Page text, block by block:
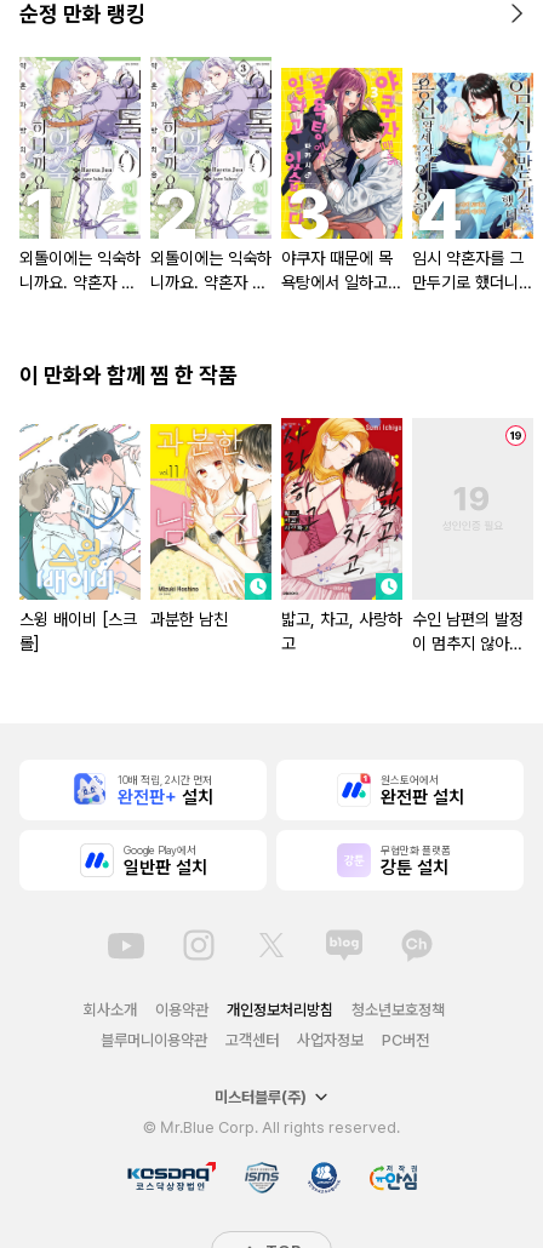
순정 만화 랭킹
외톨이에는 익숙하
니까요. 약혼자 방
외톨이에는 익숙하
니까요. 약혼자 방
야쿠자 때문에 목
욕탕에서 일하고
임시 약혼자를 그
만두기로 했더니
이 만화와 함께 찜 한 작품
스윙 배이비 [스크
롤]
과분한 남친
밟고, 차고, 사랑하
고
수인 남편의 발정
이 멈추지 않아
10배 적립, 2시간 먼저
완전판+ 설치
원스토어에서
완전판 설치
Google Play에서
일반판 설치
무협만화 플랫폼
강툰 설치
회사소개 이용약관 개인정보처리방침
청소년보호정책
블루머니이용약관
고객센터 사업자정보 PC버전
미스터블루(주)
© Mr.Blue Corp. All rights reserved.